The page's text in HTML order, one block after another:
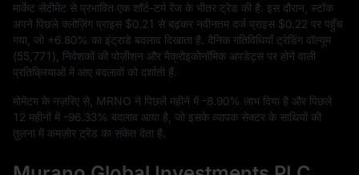
मार्केट सेंटीमेंट से प्रभावित एक शॉर्ट-टर्म रेंज के भीतर ट्रेड की है. इस दौरान, स्टॉक
अपने पिछले क्लोज़िंग प्राइस $0.21 से बढ़कर नवीनतम दर्ज प्राइस $0.22 पर पहुँच
गया, जो +6.80% का इंट्राडे बदलाव दिखाता है. दैनिक गतिविधियाँ ट्रेडिंग वॉल्यूम
(55,771 ), निवेशकों की पोज़ीशन और मैक्रोइकोनॉमिक अपडेट्स पर होने वाली
प्रतिक्रियाओं में आए बदलावों को दर्शाती हैं.
मोमेंटम के नज़रिए से, MRNO ने पिछले महीने में -8.90% लाभ दिया है और पिछले
12 महीनों में -96.33% बदलाव आया है, जो इसके व्यापक सेक्टर के साथियों की
तुलना में कमज़ोर ट्रेंड का संकेत देता है.